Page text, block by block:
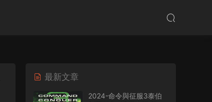
最新文章
2024-命令與征服3泰伯